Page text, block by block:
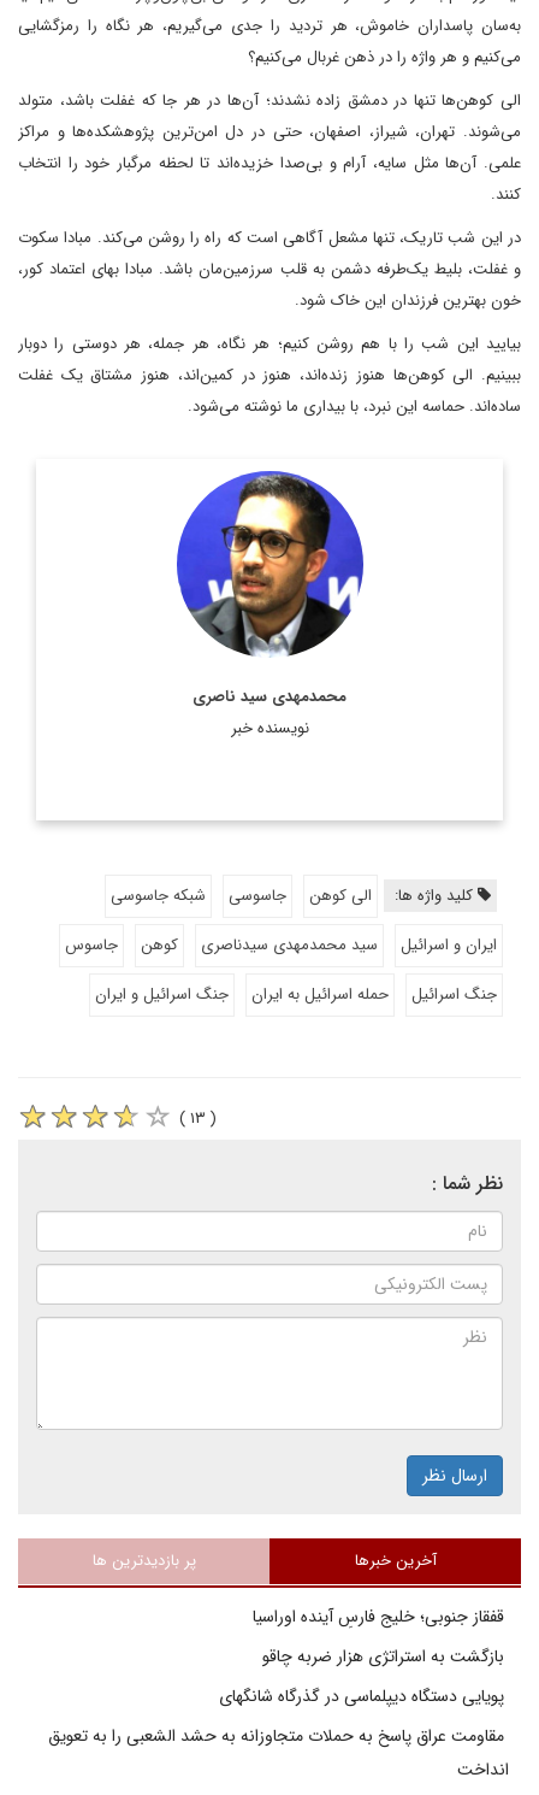
به‌سان پاسداران خاموش، هر تردید را جدی می‌گیریم، هر نگاه را رمزگشایی
می‌کنیم و هر واژه را در ذهن غربال می‌کنیم؟
الی کوهن‌ها تنها در دمشق زاده نشدند؛ آن‌ها در هر جا که غفلت باشد، متولد
می‌شوند. تهران، شیراز، اصفهان، حتی در دل امن‌ترین پژوهشکده‌ها و مراکز
علمی. آن‌ها مثل سایه، آرام و بی‌صدا خزیده‌اند تا لحظه مرگبار خود را انتخاب
کنند.
در این شب تاریک، تنها مشعل آگاهی است که راه را روشن می‌کند. مبادا سکوت
و غفلت، بلیط یک‌طرفه دشمن به قلب سرزمین‌مان باشد. مبادا بهای اعتماد کور،
خون بهترین فرزندان این خاک شود.
بیایید این شب را با هم روشن کنیم؛ هر نگاه، هر جمله، هر دوستی را دوبار
ببینیم. الی کوهن‌ها هنوز زنده‌اند، هنوز در کمین‌اند، هنوز مشتاق یک غفلت
ساده‌اند. حماسه این نبرد، با بیداری ما نوشته می‌شود.
محمدمهدی سید ناصری
نویسنده خبر
مدرس دانشگاه و پژوهشگر حقوق بین‌الملل کودکان
اطلاعات بیشتر
کلید واژه ها: الی کوهن جاسوسی
شبکه جاسوسی
ایران و اسرائیل
سید محمدمهدی سیدناصری کوهن
جاسوس
جنگ اسرائیل
حمله اسرائیل به ایران جنگ اسرائیل و ایران
( ۱۳ )
نظر شما :
ارسال نظر
آخرین خبرها پر بازدیدترین ها
قفقاز جنوبی؛ خلیج فارسِ آینده اوراسیا
بازگشت به استراتژی هزار ضربه چاقو
پویایی دستگاه دیپلماسی در گذرگاه شانگهای
مقاومت عراق پاسخ به حملات متجاوزانه به حشد الشعبی را به تعویق
انداخت